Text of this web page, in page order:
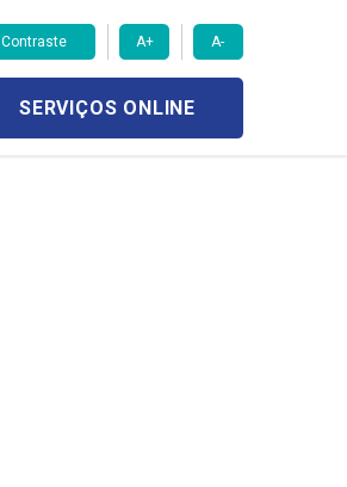
Contraste A+ A-
SERVIÇOS ONLINE